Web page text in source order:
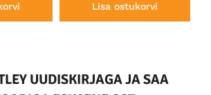
Lisa ostukorvi
UUDISKIRJAGA JA SAA